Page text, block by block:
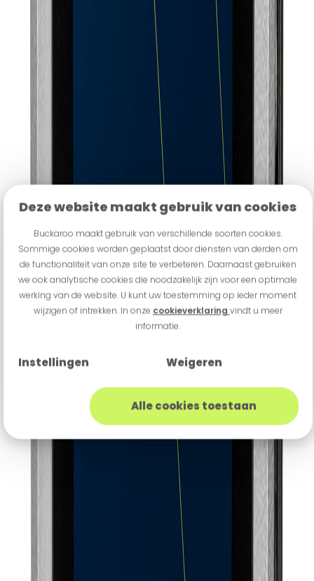
Deze website maakt gebruik van cookies
Buckaroo maakt gebruik van verschillende soorten cookies.
Sommige cookies worden geplaatst door diensten van derden om
de functionaliteit van onze site te verbeteren. Daarnaast gebruiken
we ook analytische cookies die noodzakelijk zijn voor een optimale
werking van de website. U kunt uw toestemming op ieder moment
wijzigen of intrekken. In onze cookieverklaring vindt u meer
informatie.
Instellingen Weigeren
Alle cookies toestaan